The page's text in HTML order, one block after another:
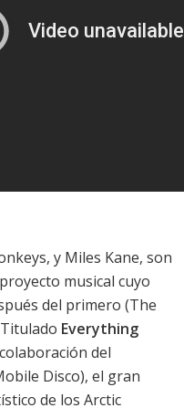
, y Miles Kane, son
musical cuyo
del primero (The
Everything
del
Disco), el gran
de los Arctic